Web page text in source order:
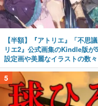
【半額】『アトリエ』「不思
リエ2』公式画集のKindle版
設定画や美麗なイラストの数
5